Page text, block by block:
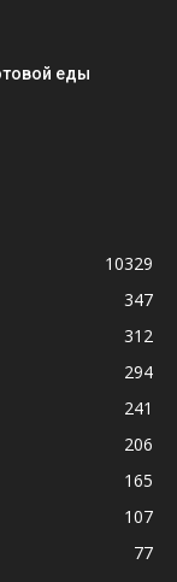
еды
10329
347
312
294
241
206
165
107
77